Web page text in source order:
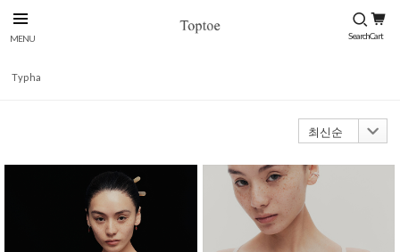
Typha